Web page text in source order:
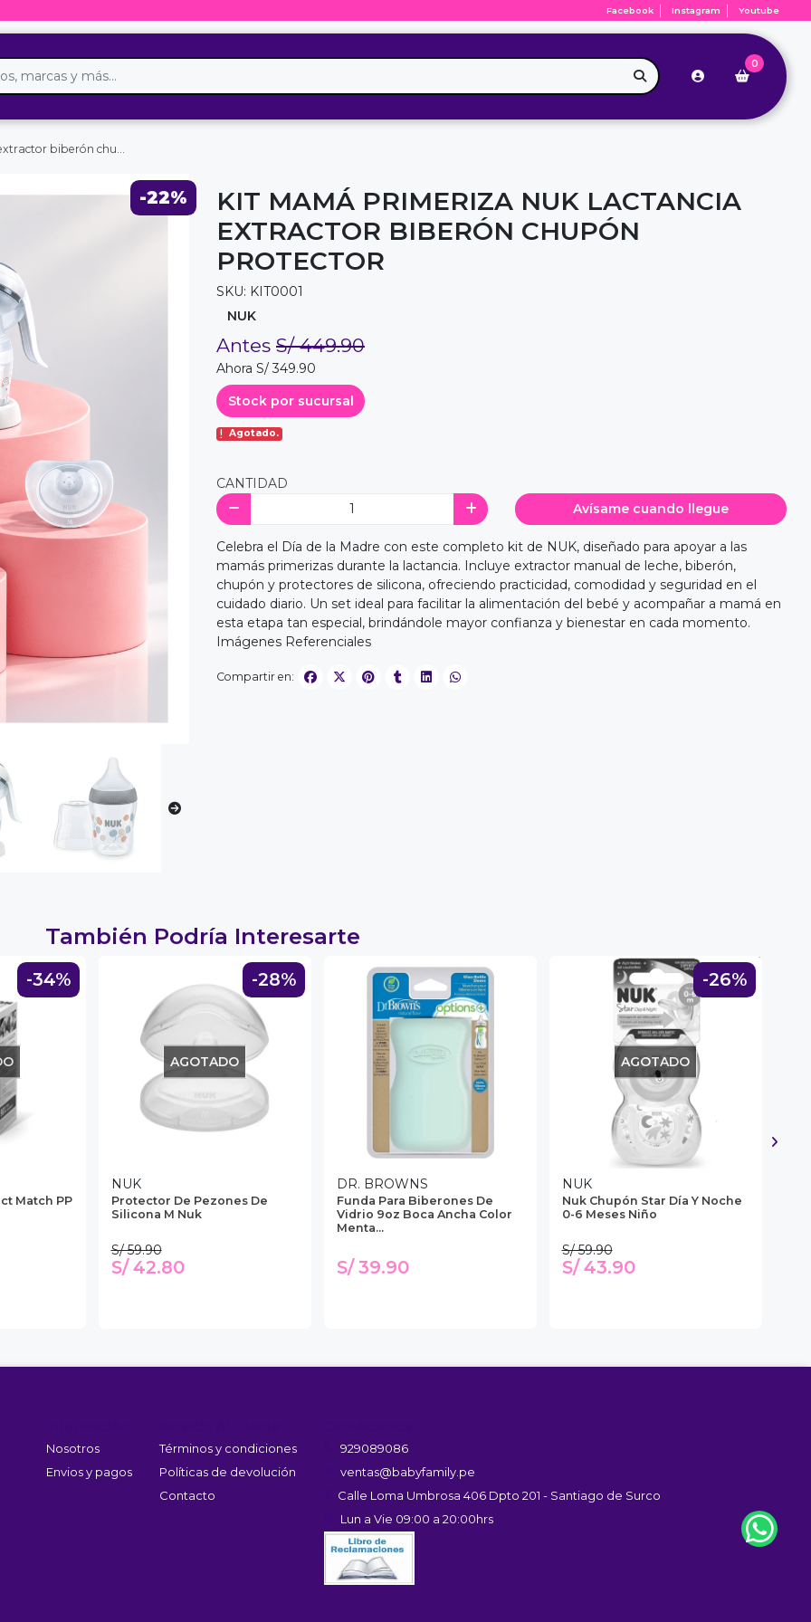
Facebook Instagram Youtube
0
chupón protector
-22%
KIT MAMÁ PRIMERIZA NUK LACTANCIA
EXTRACTOR BIBERÓN CHUPÓN
PROTECTOR
SKU: KIT0001
NUK
Antes S/ 449.90
Ahora S/ 349.90
Stock por sucursal
Agotado.
CANTIDAD
Avísame cuando llegue
Celebra el Día de la Madre con este completo kit de NUK, diseñado para apoyar a las
mamás primerizas durante la lactancia. Incluye extractor manual de leche, biberón,
chupón y protectores de silicona, ofreciendo practicidad, comodidad y seguridad en el
cuidado diario. Un set ideal para facilitar la alimentación del bebé y acompañar a mamá en
esta etapa tan especial, brindándole mayor confianza y bienestar en cada momento.
Imágenes Referenciales
Compartir en:
También Podría Interesarte
-34%
Match PP
-28%
AGOTADO
NUK
Protector De Pezones De
Silicona M Nuk
S/ 59.90
S/ 42.80
DR. BROWNS
Funda Para Biberones De
Vidrio 9oz Boca Ancha Color
Menta...
S/ 39.90
-26%
AGOTADO
NUK
Nuk Chupón Star Día Y Noche
0-6 Meses Niño
S/ 59.90
S/ 43.90
Nosotros
Envios y pagos
Términos y condiciones
Políticas de devolución
Contacto
929089086
ventas@babyfamily.pe
Calle Loma Umbrosa 406 Dpto 201 - Santiago de Surco
Lun a Vie 09:00 a 20:00hrs